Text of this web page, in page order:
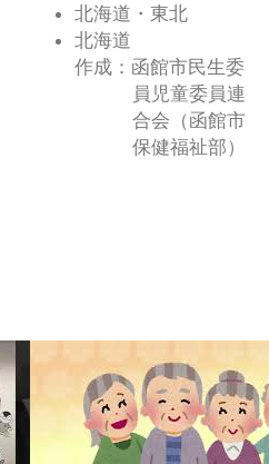
北海道・東北
北海道
作成：函館市民生委
員児童委員連
合会（函館市
保健福祉部）